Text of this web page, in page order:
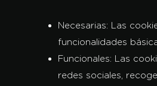
Necesarias: Las
funcionalidades
Funcionales: Las
redes sociales,